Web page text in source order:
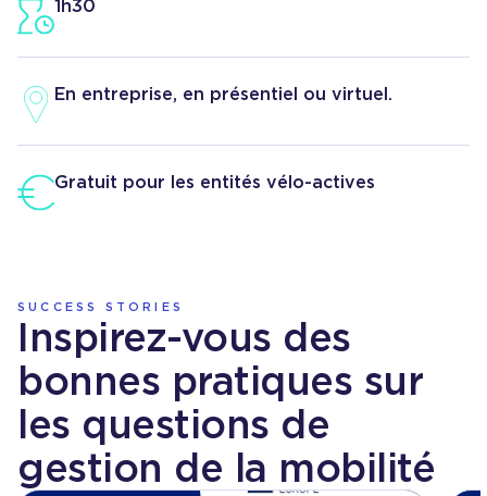
1h30
En entreprise, en présentiel ou virtuel.
Gratuit pour les entités vélo-actives
SUCCESS STORIES
Inspirez-vous des
bonnes pratiques sur
les questions de
gestion de la mobilité